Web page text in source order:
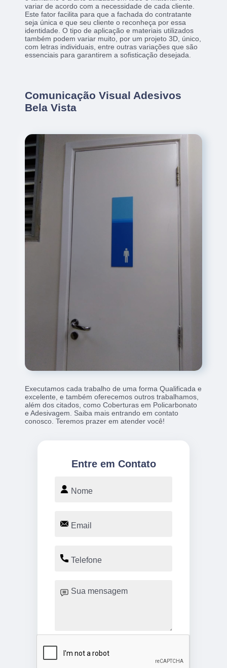
variar de acordo com a necessidade de cada cliente.
Este fator facilita para que a fachada do contratante
seja única e que seu cliente o reconheça por essa
identidade. O tipo de aplicação e materiais utilizados
também podem variar muito, por um projeto 3D, único,
com letras individuais, entre outras variações que são
essenciais para garantirem a sofisticação desejada.
Comunicação Visual Adesivos
Bela Vista
Executamos cada trabalho de uma forma Qualificada e
excelente, e também oferecemos outros trabalhamos,
além dos citados, como Coberturas em Policarbonato
e Adesivagem. Saiba mais entrando em contato
conosco. Teremos prazer em atender você!
Entre em Contato